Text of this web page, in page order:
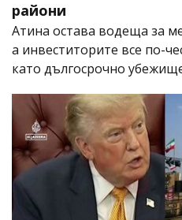
райони
Атина остава водеща за
а инвеститорите все по-
като дългосрочно